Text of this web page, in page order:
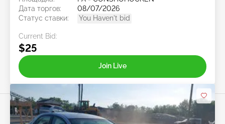
Дата торгов:
08/07/2026
Статус ставки:
You Haven't bid
Current Bid:
$25
Join Live